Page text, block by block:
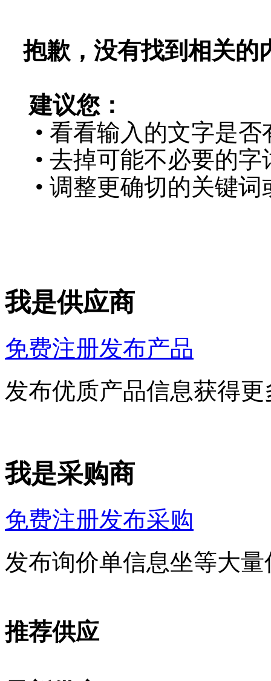
抱歉，没有找到相关的
建议您：
• 看看输入的文字是否
• 去掉可能不必要的字
• 调整更确切的关键
我是供应商
免费注册发布产品
发布优质产品信息获得
我是采购商
免费注册发布采购
发布询价单信息坐等大
推荐供应